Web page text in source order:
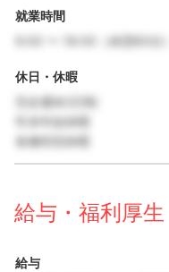
就業時間
9:00 〜 18:00（休憩60分）
休日・休暇
完全週休2日制
年末年始休暇
各種特別休暇
給与・福利厚生
給与